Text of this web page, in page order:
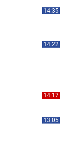
14:35
14:22
14:17
13:05